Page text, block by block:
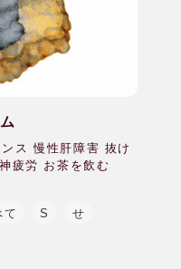
ス 慢性肝障害 抜け
疲労 お茶を飲む
て S せ